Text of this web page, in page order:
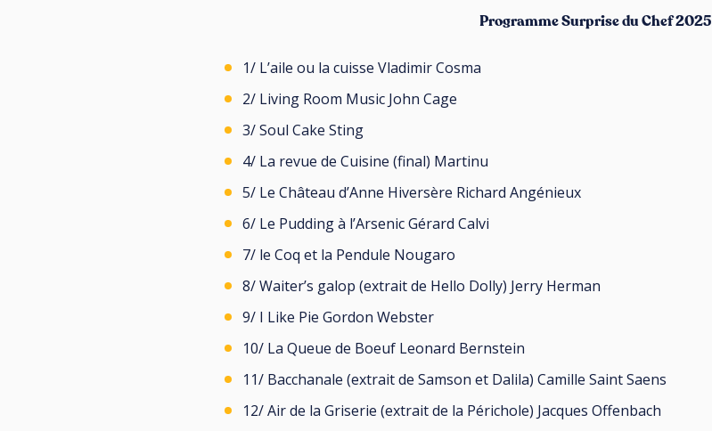
Programme Surprise du Chef 2025
1/ L’aile ou la cuisse Vladimir Cosma
2/ Living Room Music John Cage
3/ Soul Cake Sting
4/ La revue de Cuisine (final) Martinu
5/ Le Château d’Anne Hiversère Richard Angénieux
6/ Le Pudding à l’Arsenic Gérard Calvi
7/ le Coq et la Pendule Nougaro
8/ Waiter’s galop (extrait de Hello Dolly) Jerry Herman
9/ I Like Pie Gordon Webster
10/ La Queue de Boeuf Leonard Bernstein
11/ Bacchanale (extrait de Samson et Dalila) Camille Saint Saens
12/ Air de la Griserie (extrait de la Périchole) Jacques Offenbach